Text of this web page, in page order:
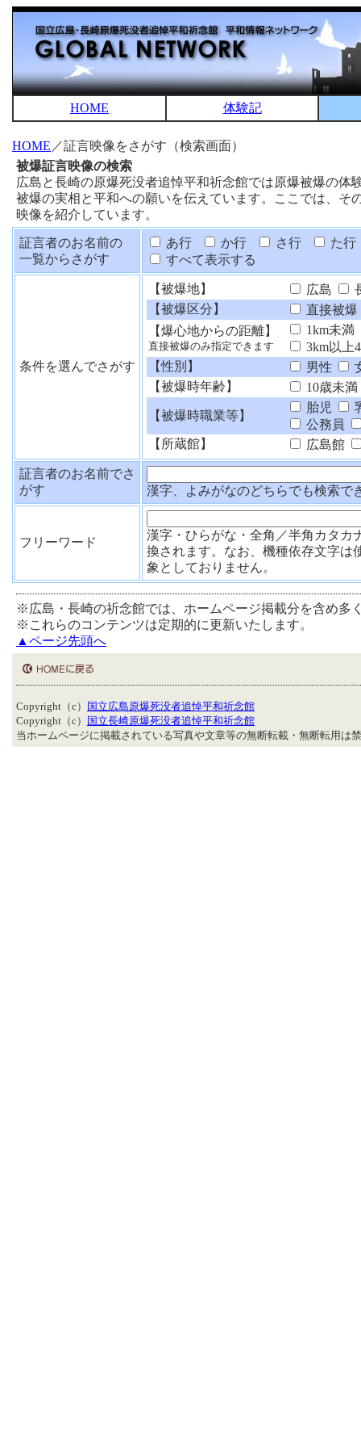
HOME 体験記
HOME ／証言映像をさがす（検索画面）
被爆証言映像の検索
広島と長崎の原爆死没者追悼平和祈念館では原爆被爆の
被爆の実相と平和への願いを伝えています。ここでは、
映像を紹介しています。
証言者のお名前の
一覧からさがす
あ行 か行 さ行
た行
すべて表示する
条件を選んでさがす
【被爆地】 広島
【被爆区分】
直接被爆
【爆心地からの距離】
直接被爆のみ指定できます
1km未満
3km以上
【性別】
男性
【被爆時年齢】
10歳未満
【被爆時職業等】
胎児
公務員
【所蔵館】
広島館
証言者のお名前でさ
がす
漢字、よみがなのどちらでも検索で
フリーワード
漢字・ひらがな・全角／半角カタカ
換されます。なお、機種依存文字は
象としておりません。
※広島・長崎の祈念館では、ホームページ掲載分を含め多
※これらのコンテンツは定期的に更新いたします。
▲ページ先頭へ
Copyright（c）
国立広島原爆死没者追悼平和祈念館
Copyright（c）
国立長崎原爆死没者追悼平和祈念館
当ホームページに掲載されている写真や文章等の無断転載・無断転用は